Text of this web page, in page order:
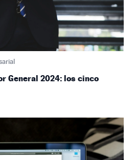
General 2024: los cinco